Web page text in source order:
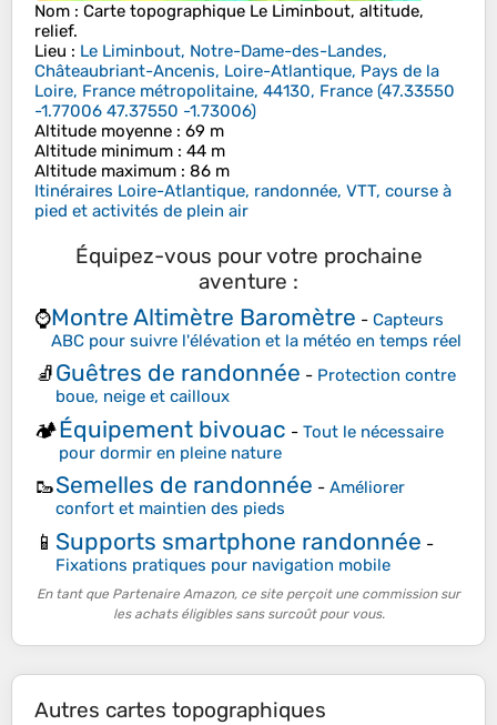
Nom : Carte topographique Le Liminbout, altitude,
relief.
Lieu : Le Liminbout, Notre-Dame-des-Landes,
Châteaubriant-Ancenis, Loire-Atlantique, Pays de la
Loire, France métropolitaine, 44130, France (47.33550
-1.77006 47.37550 -1.73006)
Altitude moyenne : 69 m
Altitude minimum : 44 m
Altitude maximum : 86 m
Itinéraires Loire-Atlantique, randonnée, VTT, course à
pied et activités de plein air
Équipez-vous pour votre prochaine
aventure :
⌚Montre Altimètre Baromètre - Capteurs
ABC pour suivre l'élévation et la météo en temps réel
🧦Guêtres de randonnée - Protection contre
boue, neige et cailloux
🏕️Équipement bivouac - Tout le nécessaire
pour dormir en pleine nature
🥾Semelles de randonnée - Améliorer
confort et maintien des pieds
📱 Supports smartphone randonnée -
Fixations pratiques pour navigation mobile
En tant que Partenaire Amazon, ce site perçoit une commission sur
les achats éligibles sans surcoût pour vous.
Autres cartes topographiques